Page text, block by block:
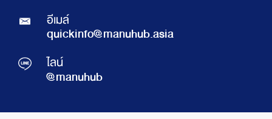
อีเมล์
quickinfo@manuhub.asia
ไลน์
@manuhub